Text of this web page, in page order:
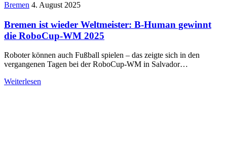
Bremen 4. August 2025
Bremen ist wieder Weltmeister: B-Human gewinnt
die RoboCup-WM 2025
Roboter können auch Fußball spielen – das zeigte sich in den
vergangenen Tagen bei der RoboCup-WM in Salvador…
Weiterlesen